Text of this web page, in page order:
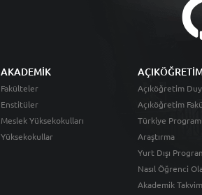
AKADEMİK
Fakülteler
Enstitüler
Meslek Yüksekokulları
Yüksekokullar
Açıköğretim
Açıköğretim
Türkiye
Araştırma
Yurt Dışı
Nasıl Öğrenci
Akademik Takvim